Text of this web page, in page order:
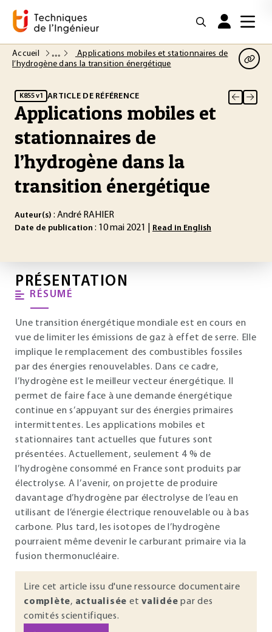
Accueil
Applications mobiles et stationnaires de
l’hydrogène dans la transition énergétique
K855 v1 ARTICLE DE RÉFÉRENCE
Applications mobiles et
stationnaires de
l’hydrogène dans la
transition énergétique
Auteur(s) : André RAHIER
Date de publication : 10 mai 2021 | Read in English
PRÉSENTATION
RÉSUMÉ
Une transition énergétique mondiale est en cours en
vue de limiter les émissions de gaz à effet de serre. Elle
implique le remplacement des combustibles fossiles
par des énergies renouvelables. Dans ce cadre,
l’hydrogène est le meilleur vecteur énergétique. Il
permet de faire face à une demande énergétique
continue en s’appuyant sur des énergies primaires
intermittentes. Les applications mobiles et
stationnaires tant actuelles que futures sont
présentées. Actuellement, seulement 4 % de
l’hydrogène consommé en France sont produits par
électrolyse. A l’avenir, on projette de produire
davantage d’hydrogène par électrolyse de l’eau en
utilisant de l’énergie électrique renouvelable ou à bas
carbone. Plus tard, les isotopes de l’hydrogène
pourraient même devenir le carburant primaire via la
fusion thermonucléaire.
Lire cet article issu d'une ressource documentaire
complète, actualisée et validée par des
comités scientifiques.